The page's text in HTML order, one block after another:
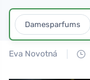
Damesparfums
Eva Novotná